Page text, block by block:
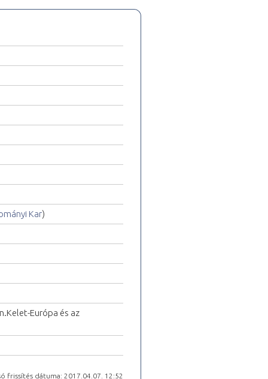
Kar)
Európa és az
frissítés dátuma: 2017.04.07. 12:52